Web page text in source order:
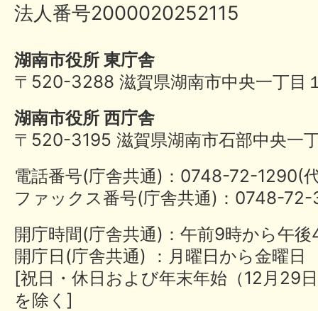
法人番号2000020252115
湖南市役所 東庁舎
〒520-3288 滋賀県湖南市中央一丁目
湖南市役所 西庁舎
〒520-3195 滋賀県湖南市石部中央一
電話番号(庁舎共通)：0748-72-
ファックス番号(庁舎共通)：0748-
開庁時間(庁舎共通)：午前9時から午
開庁日(庁舎共通) ：月曜日から金曜日
[祝日・休日および年末年始（12月29
を除く]